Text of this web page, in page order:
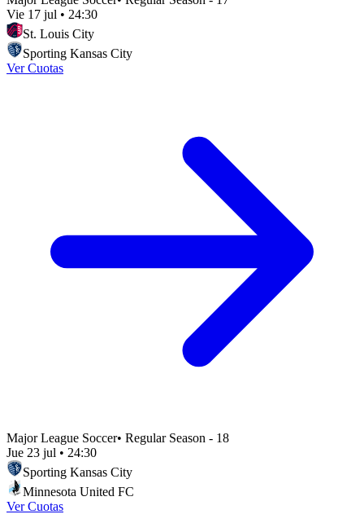
Vie 17 jul • 24:30
St. Louis City
Sporting Kansas City
Ver Cuotas
Major League Soccer• Regular Season - 18
Jue 23 jul • 24:30
Sporting Kansas City
Minnesota United FC
Ver Cuotas